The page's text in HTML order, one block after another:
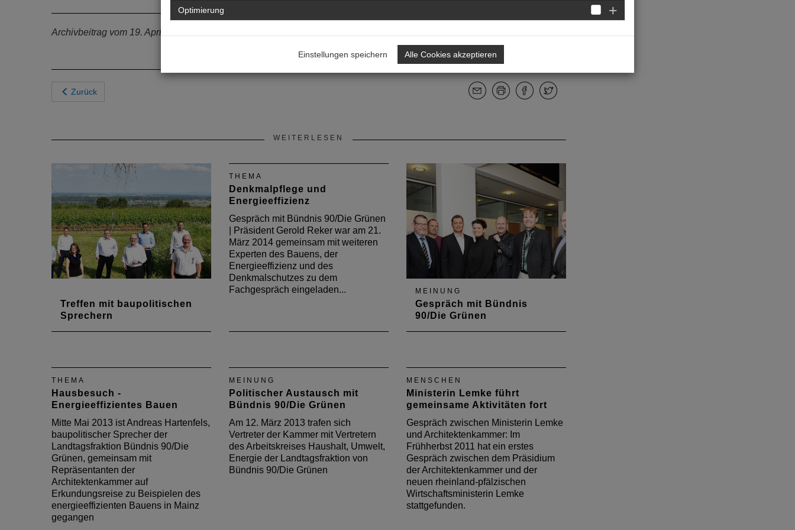
Archivbeitrag vom 19. April 2013
Zurück
WEITERLESEN
Treffen mit baupolitischen
Sprechern
THEMA
Denkmalpflege und
Energieeffizienz
Gespräch mit Bündnis 90/Die Grünen
| Präsident Gerold Reker war am 21.
März 2014 gemeinsam mit weiteren
Experten des Bauens, der
Energieeffizienz und des
Denkmalschutzes zu dem
Fachgespräch eingeladen...
MEINUNG
Gespräch mit Bündnis
90/Die Grünen
Landesbauordnung zu sprechen.
THEMA
Hausbesuch -
Energieeffizientes Bauen
Mitte Mai 2013 ist Andreas Hartenfels,
baupolitischer Sprecher der
Landtagsfraktion Bündnis 90/Die
Grünen, gemeinsam mit
Repräsentanten der
Architektenkammer auf
Erkundungsreise zu Beispielen des
energieeffizienten Bauens in Mainz
gegangen
MEINUNG
Politischer Austausch mit
Bündnis 90/Die Grünen
Am 12. März 2013 trafen sich
Vertreter der Kammer mit Vertretern
des Arbeitskreises Haushalt, Umwelt,
Energie der Landtagsfraktion von
Bündnis 90/Die Grünen
MENSCHEN
Ministerin Lemke führt
gemeinsame Aktivitäten fort
Gespräch zwischen Ministerin Lemke
und Architektenkammer: Im
Frühherbst 2011 hat ein erstes
Gespräch zwischen dem Präsidium
der Architektenkammer und der
neuen rheinland-pfälzischen
Wirtschaftsministerin Lemke
stattgefunden.
Optimierung
Einstellungen speichern Alle Cookies akzeptieren